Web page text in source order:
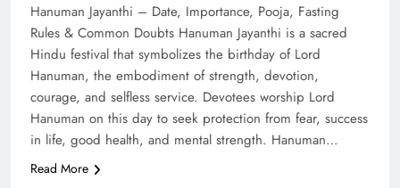
Hanuman Jayanthi – Date, Importance, Pooja, Fasting
Rules & Common Doubts Hanuman Jayanthi is a sacred
Hindu festival that symbolizes the birthday of Lord
Hanuman, the embodiment of strength, devotion,
courage, and selfless service. Devotees worship Lord
Hanuman on this day to seek protection from fear, success
in life, good health, and mental strength. Hanuman…
Read More